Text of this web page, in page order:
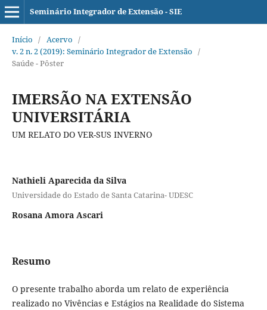
Seminário Integrador de Extensão - SIE
Início / Acervo /
v. 2 n. 2 (2019): Seminário Integrador de Extensão /
Saúde - Pôster
IMERSÃO NA EXTENSÃO
UNIVERSITÁRIA
UM RELATO DO VER-SUS INVERNO
Nathieli Aparecida da Silva
Universidade do Estado de Santa Catarina- UDESC
Rosana Amora Ascari
Resumo
O presente trabalho aborda um relato de experiência
realizado no Vivências e Estágios na Realidade do Sistema